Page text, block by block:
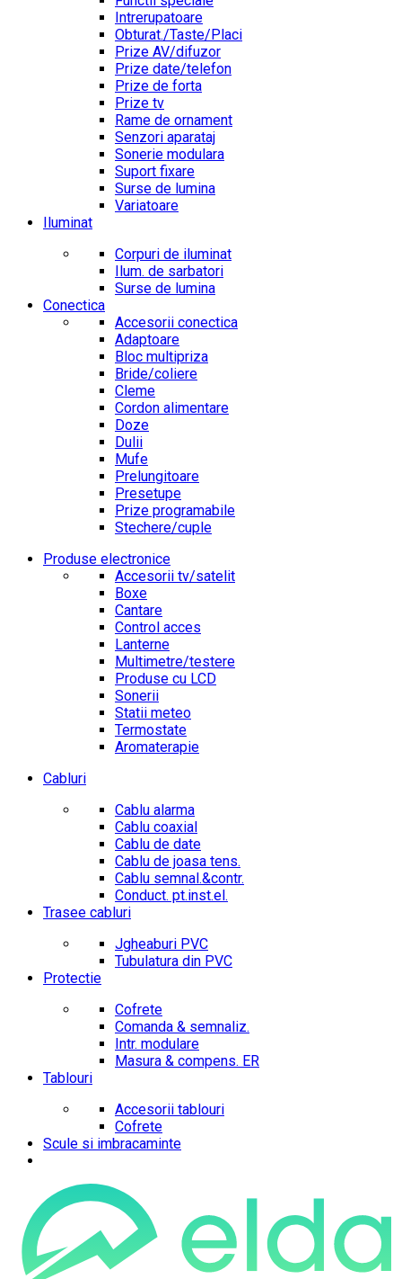
Intrerupatoare
Obturat./Taste/Placi
Prize AV/difuzor
Prize date/telefon
Prize de forta
Prize tv
Rame de ornament
Senzori aparataj
Sonerie modulara
Suport fixare
Surse de lumina
Variatoare
Iluminat
Corpuri de iluminat
Ilum. de sarbatori
Surse de lumina
Conectica
Accesorii conectica
Adaptoare
Bloc multipriza
Bride/coliere
Cleme
Cordon alimentare
Doze
Dulii
Mufe
Prelungitoare
Presetupe
Prize programabile
Stechere/cuple
Produse electronice
Accesorii tv/satelit
Boxe
Cantare
Control acces
Lanterne
Multimetre/testere
Produse cu LCD
Sonerii
Statii meteo
Termostate
Aromaterapie
Cabluri
Cablu alarma
Cablu coaxial
Cablu de date
Cablu de joasa tens.
Cablu semnal.&contr.
Conduct. pt.inst.el.
Trasee cabluri
Jgheaburi PVC
Tubulatura din PVC
Protectie
Cofrete
Comanda & semnaliz.
Intr. modulare
Masura & compens. ER
Tablouri
Accesorii tablouri
Cofrete
Scule si imbracaminte